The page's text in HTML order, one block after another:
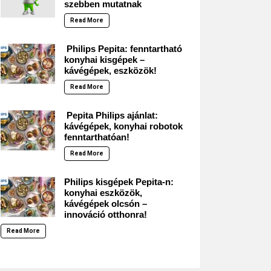
szebben mutatnak
Read More
Philips Pepita: fenntartható
konyhai kisgépek –
kávégépek, eszközök!
Read More
Pepita Philips ajánlat:
kávégépek, konyhai robotok
fenntarthatóan!
Read More
Philips kisgépek Pepita-n:
konyhai eszközök,
kávégépek olcsón –
innováció otthonra!
Read More